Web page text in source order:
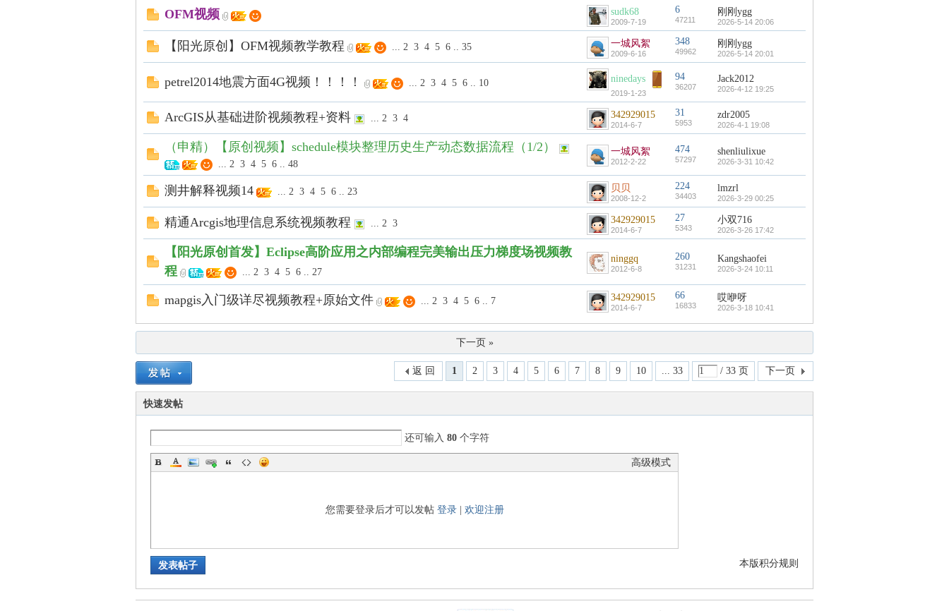
交
OFM视频 sudk68
2009-7-19
6
47211
刚刚ygg
2026-5-14 20:06
【阳光原创】OFM视频教学教程 ... 2 3 4 5 6 .. 35 一城风絮
2009-6-16
348
49962
刚刚ygg
2026-5-14 20:01
petrel2014地震方面4G视频！！！！ ... 2 3 4 5 6 .. 10 ninedays
2019-1-23
94
36207
Jack2012
2026-4-12 19:25
ArcGIS从基础进阶视频教程+资料 ... 2 3 4 342929015
2014-6-7
31
5953
zdr2005
2026-4-1 19:08
（申精）【原创视频】schedule模块整理历史生产动态数据流程（1/2）
... 2 3 4 5 6 .. 48
一城风絮
2012-2-22
474
57297
shenliulixue
2026-3-31 10:42
测井解释视频14 ... 2 3 4 5 6 .. 23 贝贝
2008-12-2
224
34403
lmzrl
2026-3-29 00:25
精通Arcgis地理信息系统视频教程 ... 2 3 342929015
2014-6-7
27
5343
小双716
2026-3-26 17:42
【阳光原创首发】Eclipse高阶应用之内部编程完美输出压力梯度场视频教
程
... 2 3 4 5 6 .. 27
ninggq
2012-6-8
260
31231
Kangshaofei
2026-3-24 10:11
mapgis入门级详尽视频教程+原始文件 ... 2 3 4 5 6 .. 7 342929015
2014-6-7
66
16833
哎咿呀
2026-3-18 10:41
下一页 »
1 2 3 4 5 6 7 8 9 10 ... 33 / 33 页 下一页
返 回
快速发帖
还可输入 80 个字符
高级模式
您需要登录后才可以发帖 登录| 欢迎注册
本版积分规则
发表帖子